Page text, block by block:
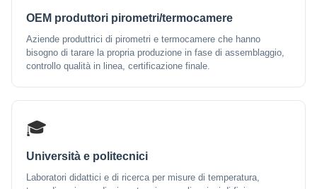
OEM produttori pirometri/termocamere
Aziende produttrici di pirometri e termocamere che hanno
bisogno di tarare la propria produzione in fase di assemblaggio,
controllo qualità in linea, certificazione finale.
🎓
Università e politecnici
Laboratori didattici e di ricerca per misure di temperatura,